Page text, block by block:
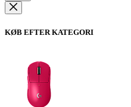
KØB EFTER KATEGORI